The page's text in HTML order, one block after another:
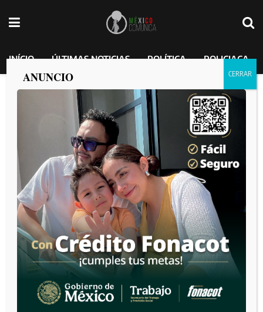
INÍCIO ÚLTIMAS NOTICIAS POLÍTICA POLICIACA
Caen delincuentes que balearon y
ejecutar*n a escolta héroe que trató de
frustrar un asalto.
MEXICO COMUNICA 2025-04-02
ANUNCIO